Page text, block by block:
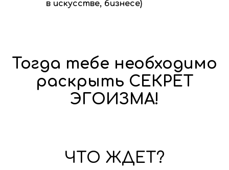
в искусстве, бизнесе)
Тогда тебе необходимо
раскрыть СЕКРЕТ
ЭГОИЗМА!
ЧТО ЖДЕТ?